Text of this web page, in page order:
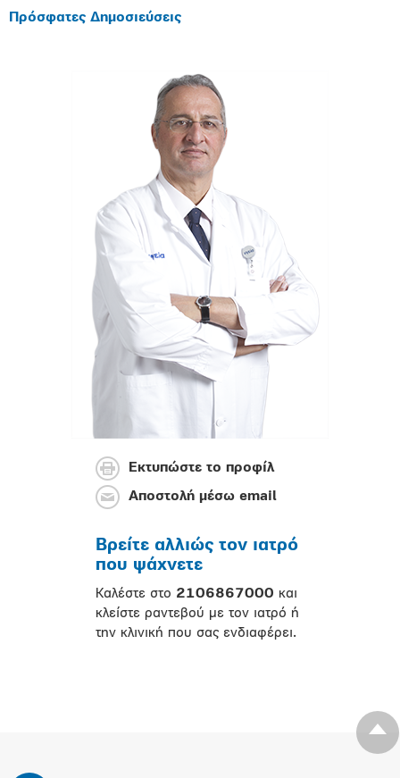
Πρόσφατες Δημοσιεύσεις
Εκτυπώστε το προφίλ
Αποστολή μέσω email
Βρείτε αλλιώς τον ιατρό
που ψάχνετε
Καλέστε στο 2106867000 και
κλείστε ραντεβού με τον ιατρό ή
την κλινική που σας ενδιαφέρει.